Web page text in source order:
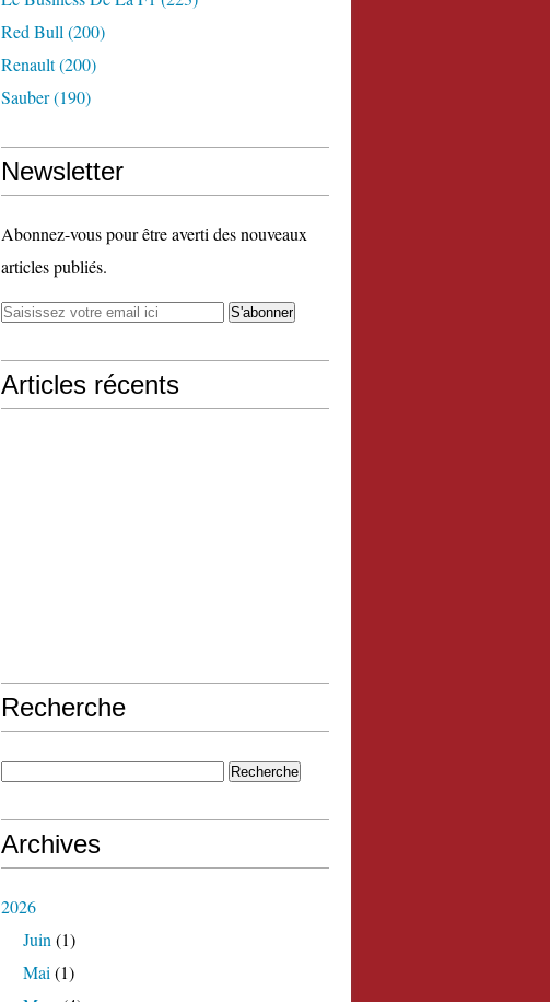
Red Bull (200)
Renault(200)
Sauber(190)
Newsletter
Abonnez-vous pour être averti des nouveaux
articles publiés.
Articles récents
Recherche
Archives
2026
Juin (1)
Mai (1)